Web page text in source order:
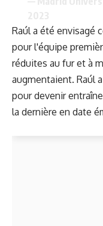
Raúl a été envisagé
pour l'équipe
réduites au fur et à
augmentaient. Raúl
pour devenir
la dernière en date